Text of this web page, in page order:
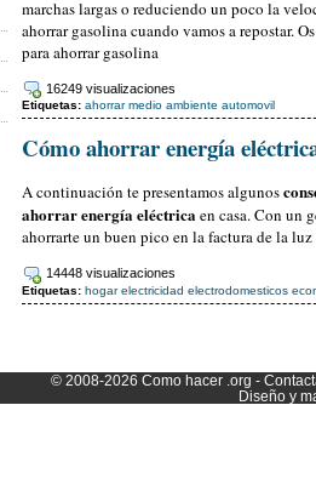
marchas largas o reduciendo un poco la
ahorrar gasolina cuando vamos a repostar.
para ahorrar gasolina
16249 visualizaciones
Etiquetas: ahorrar medio ambiente automovil
Cómo ahorrar energía
A continuación te presentamos algunos
ahorrar energía eléctricaen casa. Con un
ahorrarte un buen pico en la factura de la
14448 visualizaciones
Etiquetas: hogar electricidad electrodomesticos
© 2008-2026Como hacer .org -
Diseño y